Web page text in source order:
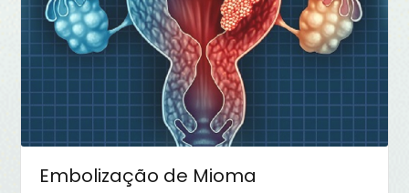
Embolização de Mioma